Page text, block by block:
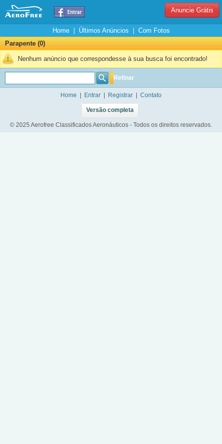
Anuncie Grátis
Home| Últimos Anúncios
Com Fotos
Parapente (0)
Nenhum anúncio que correspondesse à sua busca foi encontrado!
Refinar
Home Entrar Registrar Contato
Versão completa
© 2025 Aerofree Classificados Aeronáuticos - Todos os direitos reservados.